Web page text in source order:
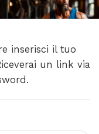
inserisci il tuo
un link via